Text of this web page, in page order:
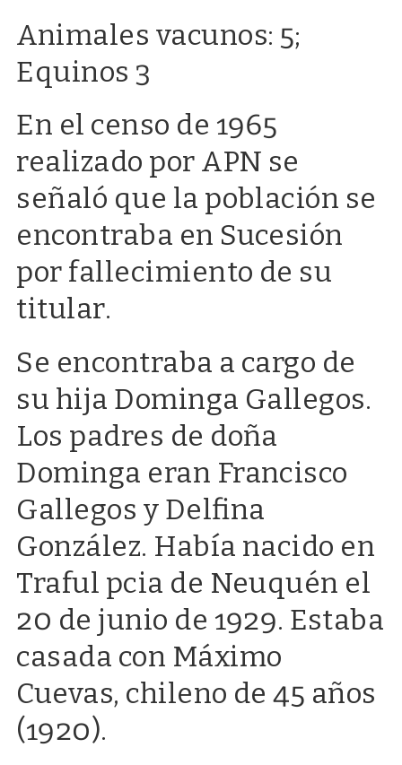
Animales vacunos: 5;
Equinos 3
En el censo de 1965
realizado por APN se
señaló que la población se
encontraba en Sucesión
por fallecimiento de su
titular.
Se encontraba a cargo de
su hija Dominga Gallegos.
Los padres de doña
Dominga eran Francisco
Gallegos y Delfina
González. Había nacido en
Traful pcia de Neuquén el
20 de junio de 1929. Estaba
casada con Máximo
Cuevas, chileno de 45 años
(1920).